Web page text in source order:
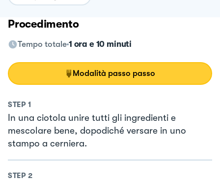
Procedimento
Tempo totale 1 ora e 10 minuti
Modalità passo passo
STEP 1
In una ciotola unire tutti gli ingredienti e
mescolare bene, dopodiché versare in uno
stampo a cerniera.
STEP 2